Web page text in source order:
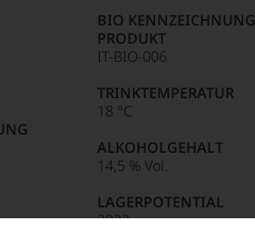
Punkte:
BIO KENNZEICHNUNG
PRODUKT
IT-BIO-006
TRINKTEMPERATUR
18 °C
ALKOHOLGEHALT
14,5 % Vol.
LAGERPOTENTIAL
2032